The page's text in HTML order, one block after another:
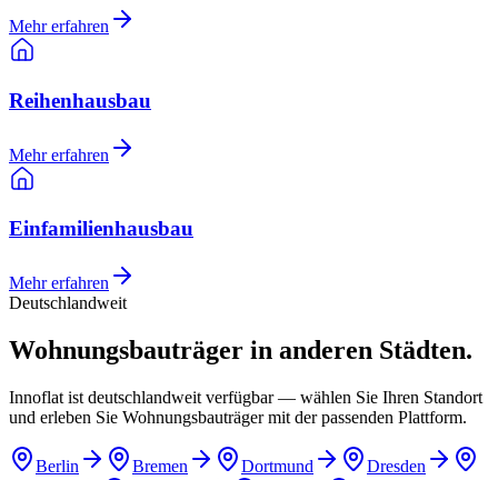
Mehr erfahren
Reihenhausbau
Mehr erfahren
Einfamilienhausbau
Mehr erfahren
Deutschlandweit
Wohnungsbauträger in anderen Städten.
Innoflat ist deutschlandweit verfügbar — wählen Sie Ihren Standort
und erleben Sie Wohnungsbauträger mit der passenden Plattform.
Berlin Bremen Dortmund
Dresden